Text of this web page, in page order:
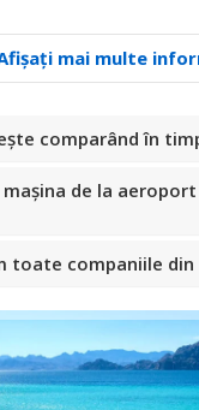
mai multe
comparând în
de la
toate companiile